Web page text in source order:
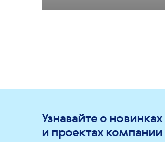
Узнавайте о новинках
и проектах компании